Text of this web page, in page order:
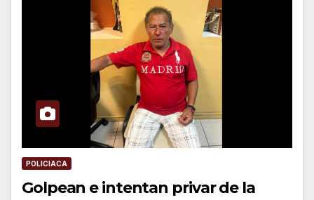
POLICIACA
Golpean e intentan privar de la